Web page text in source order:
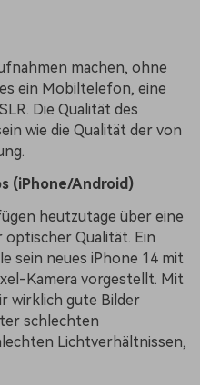
machen, ohne
ein Mobiltelefon, eine
Die Qualität des
wie die Qualität der von
(iPhone/Android)
heutzutage über eine
Qualität. Ein
sein neues iPhone 14 mit
Kamera vorgestellt. Mit
wirklich gute Bilder
schlechten
Lichtverhältnissen,